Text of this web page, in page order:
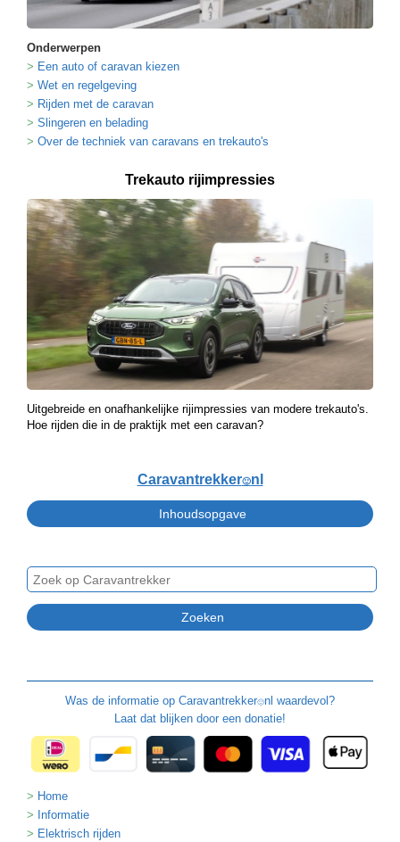
Onderwerpen
Een auto of caravan kiezen
Wet en regelgeving
Rijden met de caravan
Slingeren en belading
Over de techniek van caravans en trekauto's
Trekauto rijimpressies
Uitgebreide en onafhankelijke rijimpressies van modere trekauto's.
Hoe rijden die in de praktijk met een caravan?
Caravantrekker🙂nl
Was de informatie op Caravantrekker🙂nl waardevol?
Laat dat blijken door een donatie!
Home
Informatie
Elektrisch rijden